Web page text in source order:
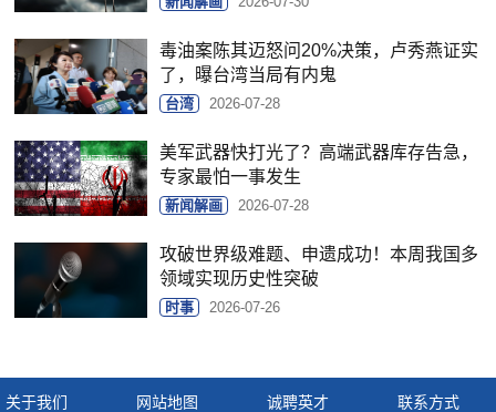
毒油案陈其迈怒问20%决策，卢秀燕证实
了，曝台湾当局有内鬼
台湾 2026-07-28
美军武器快打光了？高端武器库存告急，
专家最怕一事发生
新闻解画 2026-07-28
攻破世界级难题、申遗成功！本周我国多
领域实现历史性突破
时事 2026-07-26
关于我们 网站地图 诚聘英才 联系方式